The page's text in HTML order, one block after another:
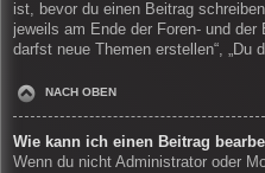
ist, bevor du einen Beitrag
jeweils am Ende der Foren- und
darfst neue Themen erstellen“, „Du
NACH OBEN
Wie kann ich einen Beitrag
Wenn du nicht Administrator oder